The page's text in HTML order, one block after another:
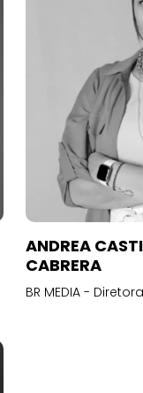
ANDREA
CABRERA
BR MEDIA -